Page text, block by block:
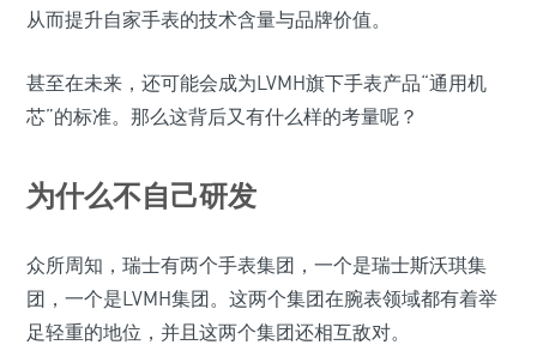
从而提升自家手表的技术含量与品牌价值。
甚至在未来，还可能会成为LVMH旗下手表产品“通用机
芯”的标准。那么这背后又有什么样的考量呢？
为什么不自己研发
众所周知，瑞士有两个手表集团，一个是瑞士斯沃琪集
团，一个是LVMH集团。这两个集团在腕表领域都有着举
足轻重的地位，并且这两个集团还相互敌对。